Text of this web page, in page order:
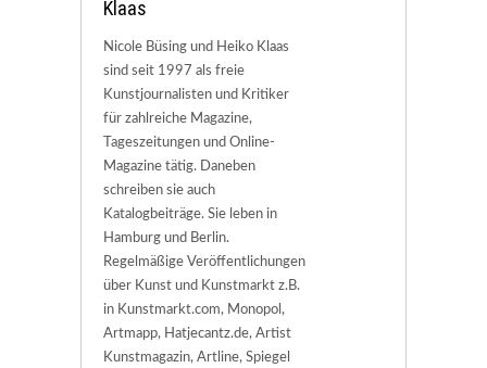
Klaas
Nicole Büsing und Heiko Klaas
sind seit 1997 als freie
Kunstjournalisten und Kritiker
für zahlreiche Magazine,
Tageszeitungen und Online-
Magazine tätig. Daneben
schreiben sie auch
Katalogbeiträge. Sie leben in
Hamburg und Berlin.
Regelmäßige Veröffentlichungen
über Kunst und Kunstmarkt z.B.
in Kunstmarkt.com, Monopol,
Artmapp, Hatjecantz.de, Artist
Kunstmagazin, Artline, Spiegel